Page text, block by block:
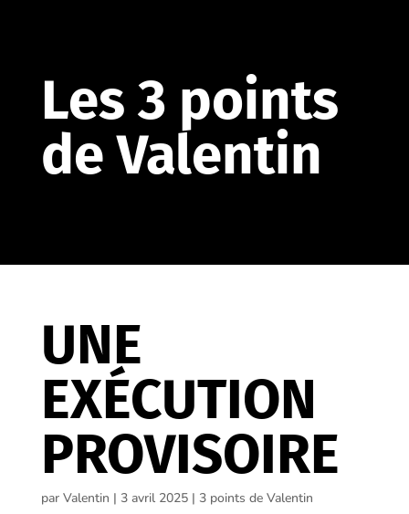
Les 3 points
de Valentin
UNE
EXÉCUTION
PROVISOIRE
par Valentin | 3 avril 2025| 3 points de Valentin